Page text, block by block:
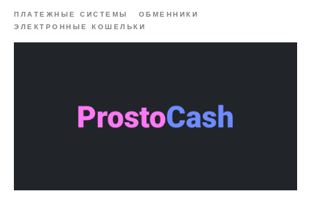
ПЛАТЕЖНЫЕ СИСТЕМЫ
ОБМЕННИКИ
ЭЛЕКТРОННЫЕ КОШЕЛЬКИ